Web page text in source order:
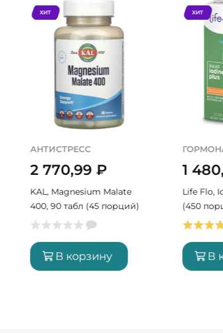
ХИТ
АНТИСТРЕСС
2 770,99 ₽
KAL, Magnesium Malate
400, 90 табл (45 порций)
В корзину
ХИТ
1
Life Flo,
(450
В